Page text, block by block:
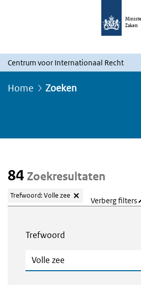
Zaken
Centrum voor Internationaal Recht
Home Zoeken
84 Zoekresultaten
Trefwoord: Volle zee
Verberg filters
Trefwoord
Trefwoord